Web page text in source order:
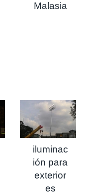
Malasia
iluminac
ión para
exterior
es